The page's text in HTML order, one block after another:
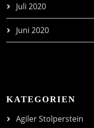
Juli 2020
Juni 2020
KATEGORIEN
Agiler Stolperstein